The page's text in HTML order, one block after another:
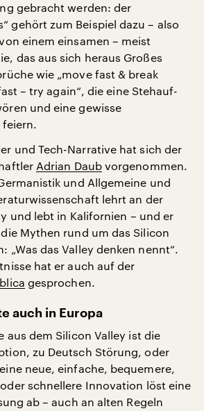
gebracht werden: der
gehört zum Beispiel dazu – also
einem einsamen – meist
das aus sich heraus Großes
wie „move fast & break
– try again“, die eine Stehauf-
und eine gewisse
feiern.
und Tech-Narrative hat sich der
Adrian Daubvorgenommen.
und Allgemeine und
lehrt an der
und lebt in Kalifornien – und er
Mythen rund um das Silicon
„Was das Valley denken nennt“.
hat er auch auf der
gesprochen.
auch in Europa
aus dem Silicon Valley ist die
zu Deutsch Störung, oder
neue, einfache, bequemere,
schnellere Innovation löst eine
ab – auch an alten Regeln